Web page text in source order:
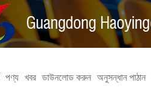
পণ্য খবর ডাউনলোড করুন অনুসন্ধান পাঠান